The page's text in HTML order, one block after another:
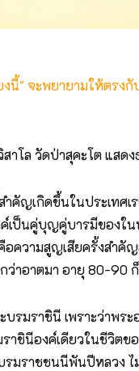
งนี้" จะพยายามให้ตรง
สาโล วัดป่าสุคะโต แส
คัญเกิดขึ้นในประเทศ
ค์เป็นคู่บุญคู่บารมีของ
อความสูญเสียครั้งสำคั
าอาตมา อายุ 80-90
บรมราชินี เพราะว่า
าชินีองค์เดียวในชีวิต
มราชชนนีพันปีหลวง ไ